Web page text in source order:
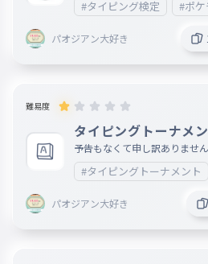
よ
ら
り
041 る
る
れ
れ
級に行った人コメントで「最
れば叫んで。進化先がなくて
っている可能性があります。
例えば用語３４と６７が同じ
できればポケモンの名前まで
〜３５０ コイキング
１５０１〜１７００ ディン
メロエッタ級 １９０１〜２
〜２３００ ザシアン級 ２３
級
#タイピング検定 #ポ
パオジアン大好き
難易度
タイピングトーナメ
予告もなくて申し訳ありませ
予選です。（前はできなかっ
りません。 上位8人の方が次
。（次は上位4人だよ） 最後
いアンケートがあるので答え
どもありますが後々詳細も作
#タイピングトーナメント
パオジアン大好き